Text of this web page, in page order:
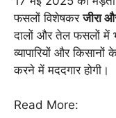
फसलों विशेषकरजीरा
दालों और तेल फसलों में
व्यापारियों और
करने में मददगार होगी।
Read More: